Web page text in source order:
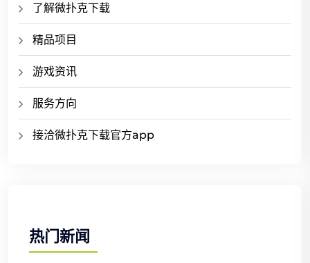
了解微扑克下载
精品项目
游戏资讯
服务方向
接洽微扑克下载官方app
热门新闻